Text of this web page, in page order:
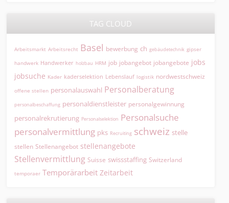
TAG CLOUD
Arbeitsmarkt Arbeitsrecht Basel bewerbung ch gebäudetechnik gipser
handwerk Handwerker holzbau HRM job jobangebot jobangebote jobs
jobsuche Kader kaderselektion Lebenslauf logistik nordwestschweiz
offene stellen personalauswahl Personalberatung
personalbeschaffung personaldienstleister personalgewinnung
personalrekrutierung Personalselektion Personalsuche
personalvermittlung pks Recruiting schweiz stelle
stellen Stellenangebot stellenangebote
Stellenvermittlung Suisse swissstaffing Switzerland
temporaer Temporärarbeit Zeitarbeit